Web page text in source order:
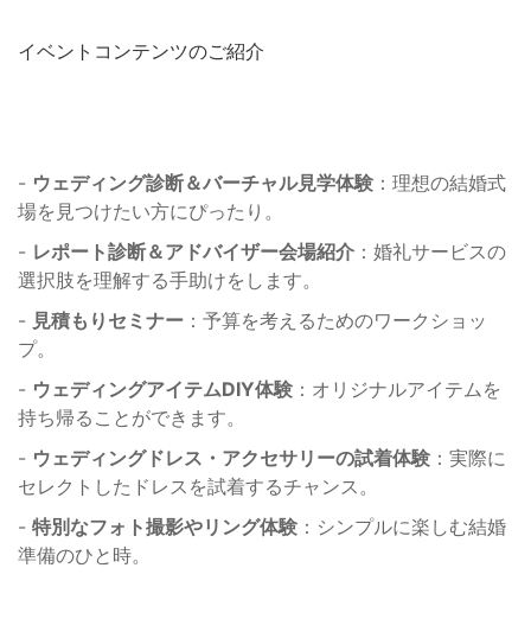
イベントコンテンツのご紹介
- ウェディング診断＆バーチャル見学体験 ：理想の結婚式
場を見つけたい方にぴったり。
- レポート診断＆アドバイザー会場紹介 ：婚礼サービスの
選択肢を理解する手助けをします。
- 見積もりセミナー ：予算を考えるためのワークショッ
プ。
- ウェディングアイテムDIY体験 ：オリジナルアイテムを
持ち帰ることができます。
- ウェディングドレス・アクセサリーの試着体験 ：実際に
セレクトしたドレスを試着するチャンス。
- 特別なフォト撮影やリング体験 ：シンプルに楽しむ結婚
準備のひと時。